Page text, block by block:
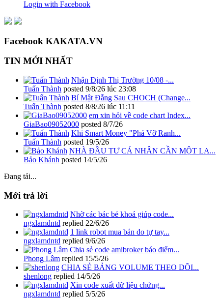
Login with Facebook
Facebook KAKATA.VN
TIN MỚI NHẤT
Nhận Định Thị Trường 10/08 -...
Tuấn Thành posted 9/8/26 lúc 23:08
Bí Mật Đằng Sau CHOCH (Change...
Tuấn Thành posted 8/8/26 lúc 11:11
em xin hỏi về code chart Index...
GiaBao09052000 posted 8/7/26
Khi Smart Money "Phá Vỡ Ranh...
Tuấn Thành posted 19/5/26
NHÀ ĐẦU TƯ CÁ NHÂN CẦN MỘT LA...
Bảo Khánh posted 14/5/26
Đang tải...
Mới trả lời
Nhờ các bác bẻ khoá giúp code...
ngxlamdntd replied 22/6/26
1 link robot mua bán do tự tay...
ngxlamdntd replied 9/6/26
Chia sẻ code amibroker báo điểm...
Phong Lâm replied 15/5/26
CHIA SẺ BẢNG VOLUME THEO DÕI...
shenlong replied 14/5/26
Xin code xuất dữ liệu chứng...
ngxlamdntd replied 5/5/26